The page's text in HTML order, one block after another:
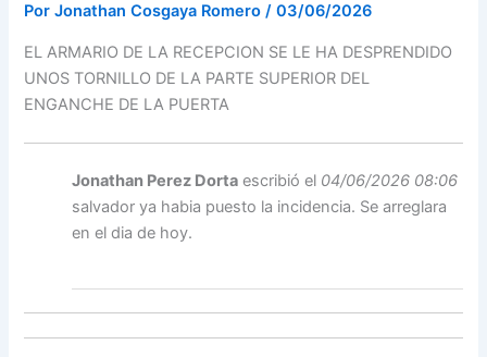
PorJonathan Cosgaya Romero/03/06/2026
EL ARMARIO DE LA RECEPCION SE LE HA DESPRENDIDO
UNOS TORNILLO DE LA PARTE SUPERIOR DEL
ENGANCHE DE LA PUERTA
Jonathan Perez Dorta escribió el 04/06/2026 08:06
salvador ya habia puesto la incidencia. Se arreglara
en el dia de hoy.